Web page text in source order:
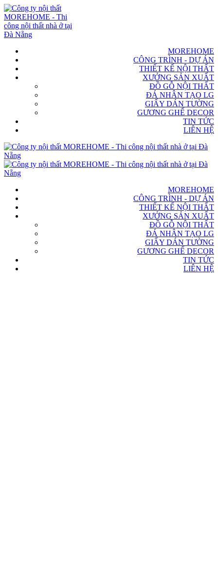
MOREHOME
CÔNG TRÌNH - DỰ ÁN
THIẾT KẾ NỘI THẤT
XƯỞNG SẢN XUẤT
ĐỒ GỖ NỘI THẤT
ĐÁ NHÂN TẠO LG
GIẤY DÁN TƯỜNG
GƯƠNG GHẾ DECOR
TIN TỨC
LIÊN HỆ
MOREHOME
CÔNG TRÌNH - DỰ ÁN
THIẾT KẾ NỘI THẤT
XƯỞNG SẢN XUẤT
ĐỒ GỖ NỘI THẤT
ĐÁ NHÂN TẠO LG
GIẤY DÁN TƯỜNG
GƯƠNG GHẾ DECOR
TIN TỨC
LIÊN HỆ